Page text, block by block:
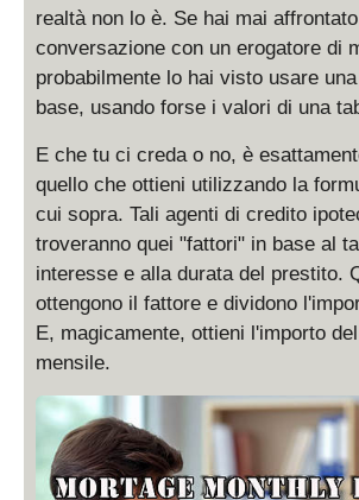
realtà non lo è. Se hai mai
conversazione con un erogatore di
probabilmente lo hai visto usare
base, usando forse i valori di una
E che tu ci creda o no, è
quello che ottieni utilizzando la
cui sopra. Tali agenti di credito
troveranno quei "fattori" in base al
interesse e alla durata del prestito.
ottengono il fattore e dividono
E, magicamente, ottieni l'importo
mensile.